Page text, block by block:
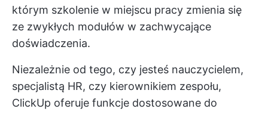
którym szkolenie w miejscu pracy zmienia się
ze zwykłych modułów w zachwycające
doświadczenia.
Niezależnie od tego, czy jesteś nauczycielem,
specjalistą HR, czy kierownikiem zespołu,
ClickUp oferuje funkcje dostosowane do